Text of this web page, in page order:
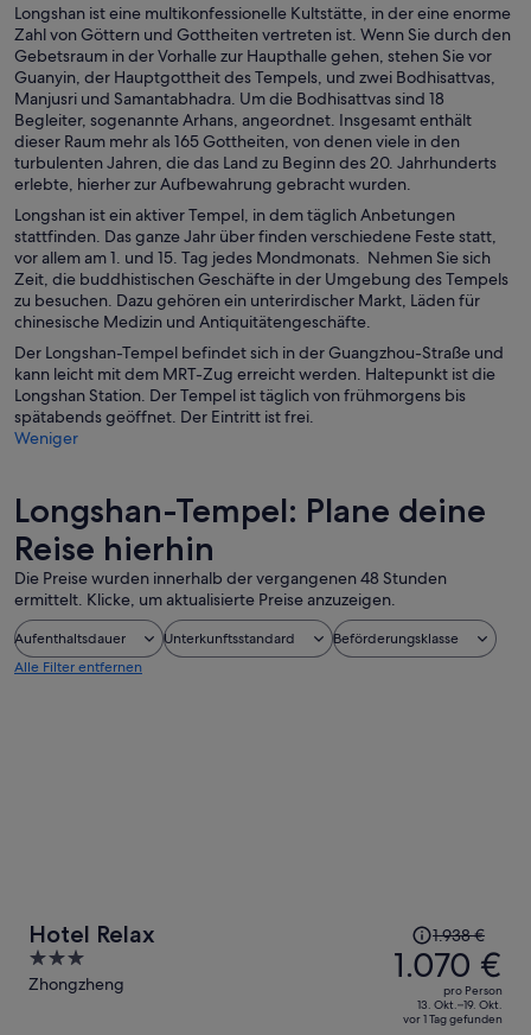
Longshan ist eine multikonfessionelle Kultstätte, in der eine enorme
Zahl von Göttern und Gottheiten vertreten ist. Wenn Sie durch den
Gebetsraum in der Vorhalle zur Haupthalle gehen, stehen Sie vor
Guanyin, der Hauptgottheit des Tempels, und zwei Bodhisattvas,
Manjusri und Samantabhadra. Um die Bodhisattvas sind 18
Begleiter, sogenannte Arhans, angeordnet. Insgesamt enthält
dieser Raum mehr als 165 Gottheiten, von denen viele in den
turbulenten Jahren, die das Land zu Beginn des 20. Jahrhunderts
erlebte, hierher zur Aufbewahrung gebracht wurden.
Longshan ist ein aktiver Tempel, in dem täglich Anbetungen
stattfinden. Das ganze Jahr über finden verschiedene Feste statt,
vor allem am 1. und 15. Tag jedes Mondmonats. Nehmen Sie sich
Zeit, die buddhistischen Geschäfte in der Umgebung des Tempels
zu besuchen. Dazu gehören ein unterirdischer Markt, Läden für
chinesische Medizin und Antiquitätengeschäfte.
Der Longshan-Tempel befindet sich in der Guangzhou-Straße und
kann leicht mit dem MRT-Zug erreicht werden. Haltepunkt ist die
Longshan Station. Der Tempel ist täglich von frühmorgens bis
spätabends geöffnet. Der Eintritt ist frei.
Weniger
Longshan-Tempel: Plane deine
Reise hierhin
Die Preise wurden innerhalb der vergangenen 48 Stunden
ermittelt. Klicke, um aktualisierte Preise anzuzeigen.
Aufenthaltsdauer Unterkunftsstandard
Beförderungsklasse
Alle Filter entfernen
Hotel Relax
3
out
Zhongzheng
Der
Preis
betrug
1.938 €,
1.938 €
1.070 €
pro Person
13. Okt.–19. Okt.
vor 1 Tag gefunden